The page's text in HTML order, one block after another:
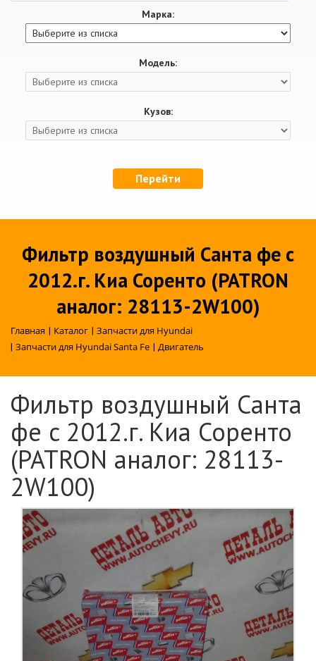
Марка:
Модель:
Кузов:
Перейти
Фильтр воздушный Санта фе c
2012.г. Киа Соренто (PATRON
аналог: 28113-2W100)
Главная | Каталог | Запчасти для Hyundai
| Запчасти для Hyundai Santa Fe | Двигатель
Фильтр воздушный Санта
фе c 2012.г. Киа Соренто
(PATRON аналог: 28113-
2W100)